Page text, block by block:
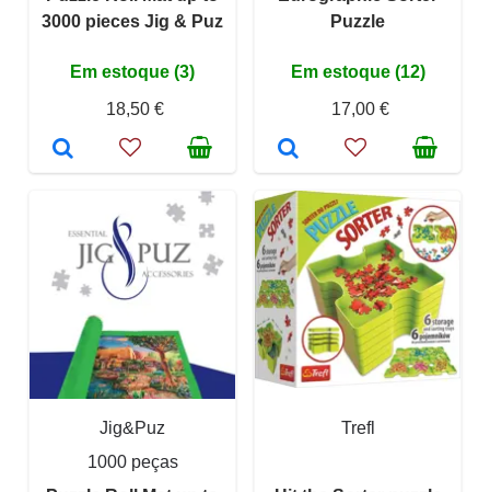
3000 pieces Jig & Puz
Em estoque (3)
18,50 €
Puzzle
Em estoque (12)
17,00 €
Jig&Puz
1000 peças
Trefl